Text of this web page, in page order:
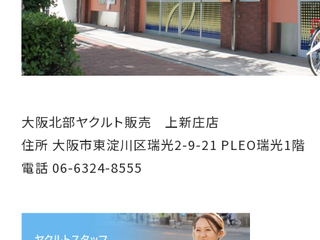
大阪北部ヤクルト販売 上新庄店
住所 大阪市東淀川区瑞光2-9-21 PLEO瑞光1階
電話 06-6324-8555